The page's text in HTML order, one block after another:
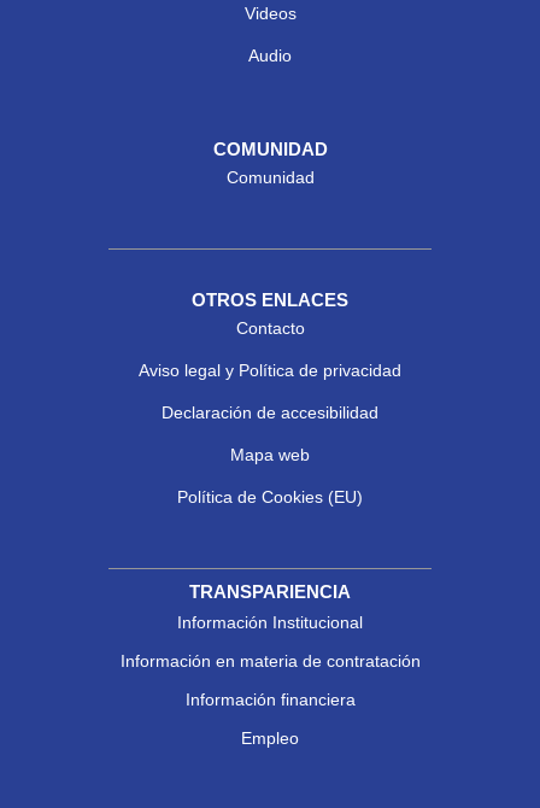
Videos
Audio
COMUNIDAD
Comunidad
OTROS ENLACES
Contacto
Aviso legal y Política de privacidad
Declaración de accesibilidad
Mapa web
Política de Cookies (EU)
TRANSPARIENCIA
Información Institucional
Información en materia de contratación
Información financiera
Empleo